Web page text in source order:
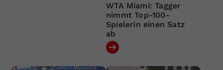
WTA Miami: Tagger
nimmt Top-100-
Spielerin einen Satz
ab